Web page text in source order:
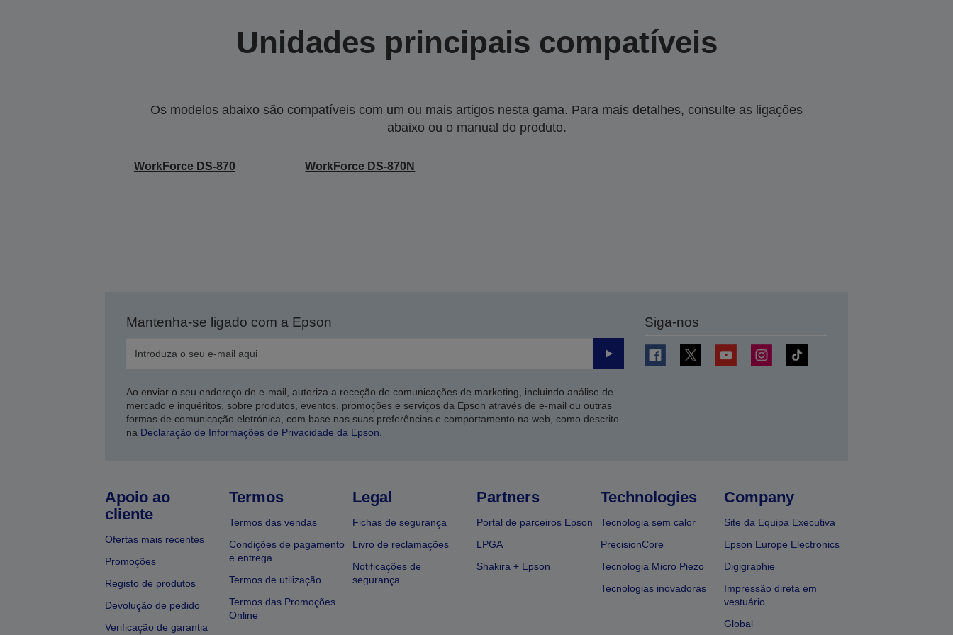
Unidades principais compatíveis
Os modelos abaixo são compatíveis com um ou mais artigos nesta gama. Para mais detalhes, consulte as ligações
abaixo ou o manual do produto.
WorkForce DS-870 WorkForce DS-870N
Mantenha-se ligado com a Epson
Enviar
Ao enviar o seu endereço de e-mail, autoriza a receção de comunicações de marketing, incluindo análise de
mercado e inquéritos, sobre produtos, eventos, promoções e serviços da Epson através de e-mail ou outras
formas de comunicação eletrónica, com base nas suas preferências e comportamento na web, como descrito
na Declaração de Informações de Privacidade da Epson
Siga-nos
Apoio ao
cliente
Ofertas mais recentes
Promoções
Registo de produtos
Devolução de pedido
Verificação de garantia
Termos
Termos das vendas
Condições de pagamento
e entrega
Termos de utilização
Termos das Promoções
Online
Legal
Fichas de segurança
Livro de reclamações
Notificações de
segurança
Partners
Portal de parceiros Epson
LPGA
Shakira + Epson
Technologies
Tecnologia sem calor
PrecisionCore
Tecnologia Micro Piezo
Tecnologias inovadoras
Company
Site da Equipa Executiva
Epson Europe Electronics
Digigraphie
Impressão direta em
vestuário
Global